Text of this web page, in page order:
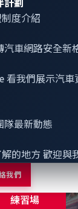
計劃
度介紹
汽車網路安全新
看我們展示汽車
隊最新動態
的地方 歡迎與
我們
網
練習場